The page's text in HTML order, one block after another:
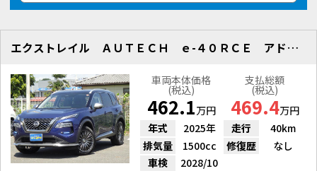
エクストレイル ＡＵＴＥＣＨ ｅ-４０ＲＣＥ アドバンスドＰ
車両本体価格
(税込)
462.1万円
支払総額
(税込)
469.4万円
年式
2025年 走行
40km
排気量
1500cc 修復歴
なし
車検
2028/10